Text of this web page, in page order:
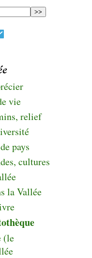
vie
relief
pays
cultures
la Vallée
(le